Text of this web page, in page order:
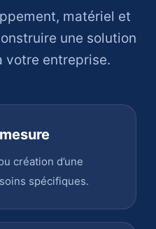
matériel et
une solution
votre entreprise.
création d’une
spécifiques.